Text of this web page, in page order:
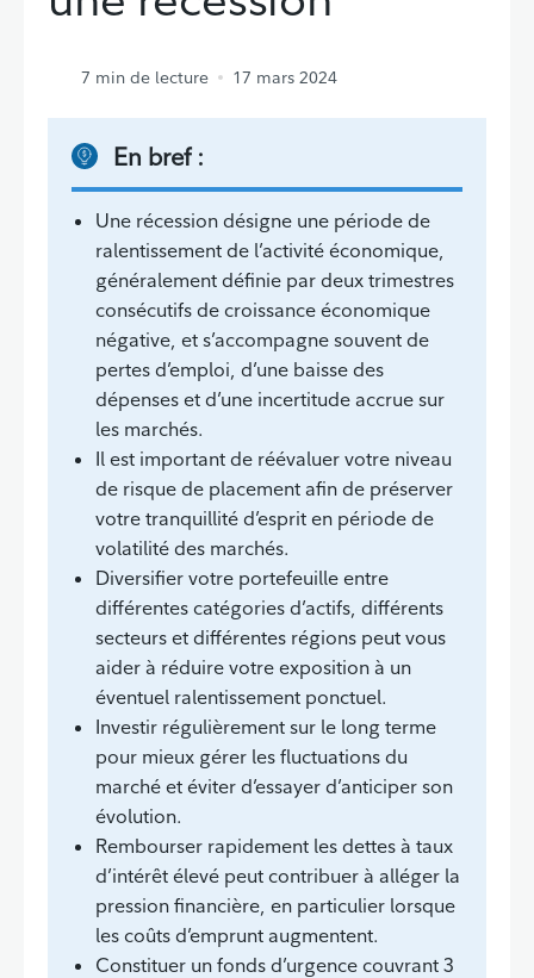
7 min de lecture 17 mars 2024
En bref :
Une récession désigne une période de
ralentissement de l’activité économique,
généralement définie par deux trimestres
consécutifs de croissance économique
négative, et s’accompagne souvent de
pertes d’emploi, d’une baisse des
dépenses et d’une incertitude accrue sur
les marchés.
Il est important de réévaluer votre niveau
de risque de placement afin de préserver
votre tranquillité d’esprit en période de
volatilité des marchés.
Diversifier votre portefeuille entre
différentes catégories d’actifs, différents
secteurs et différentes régions peut vous
aider à réduire votre exposition à un
éventuel ralentissement ponctuel.
Investir régulièrement sur le long terme
pour mieux gérer les fluctuations du
marché et éviter d’essayer d’anticiper son
évolution.
Rembourser rapidement les dettes à taux
d’intérêt élevé peut contribuer à alléger la
pression financière, en particulier lorsque
les coûts d’emprunt augmentent.
Constituer un fonds d’urgence couvrant 3